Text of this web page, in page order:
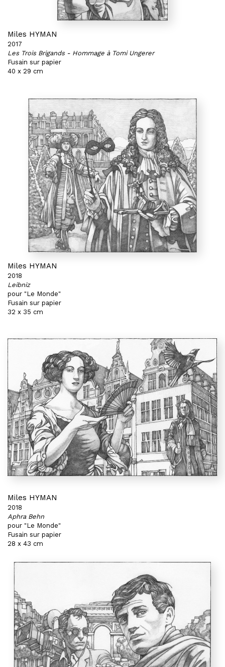
Miles HYMAN
2017
Les Trois Brigands - Hommage à Tomi Ungerer
Fusain sur papier
40 x 29 cm
Miles HYMAN
2018
Leibniz
pour "Le Monde"
Fusain sur papier
32 x 35 cm
Miles HYMAN
2018
Aphra Behn
pour "Le Monde"
Fusain sur papier
28 x 43 cm